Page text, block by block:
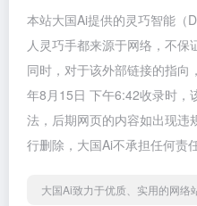
本站大国Ai提供的灵巧智能（
人灵巧手都来源于网络，不保
同时，对于该外部链接的指向
年8月15日 下午6:42收录时，
法，后期网页的内容如出现违
行删除，大国Ai不承担任何责任
大国Ai致力于优质、实用的网络